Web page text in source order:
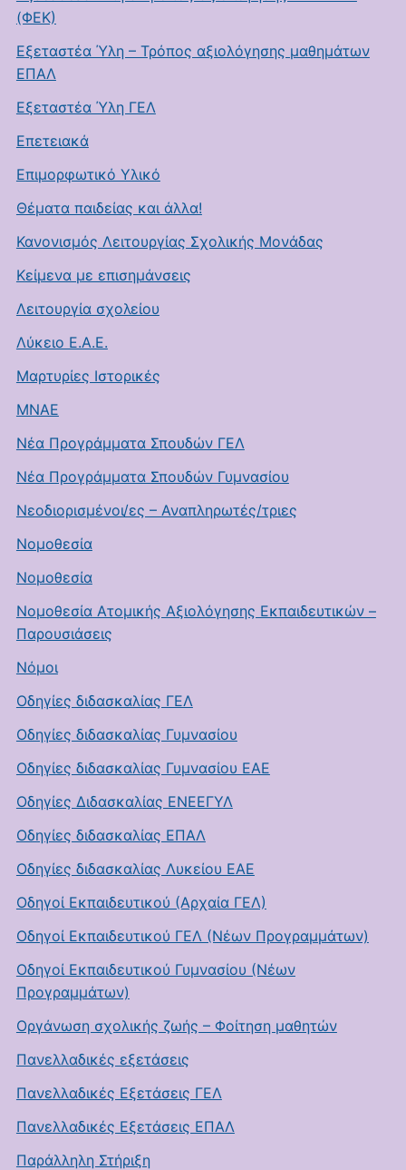
(ΦΕΚ)
Εξεταστέα Ύλη – Τρόπος αξιολόγησης μαθημάτων
ΕΠΑΛ
Εξεταστέα Ύλη ΓΕΛ
Επετειακά
Επιμορφωτικό Υλικό
Θέματα παιδείας και άλλα!
Κανονισμός Λειτουργίας Σχολικής Μονάδας
Κείμενα με επισημάνσεις
Λειτουργία σχολείου
Λύκειο Ε.Α.Ε.
Μαρτυρίες Ιστορικές
ΜΝΑΕ
Νέα Προγράμματα Σπουδών ΓΕΛ
Νέα Προγράμματα Σπουδών Γυμνασίου
Νεοδιορισμένοι/ες – Αναπληρωτές/τριες
Νομοθεσία
Νομοθεσία
Νομοθεσία Ατομικής Αξιολόγησης Εκπαιδευτικών –
Παρουσιάσεις
Νόμοι
Οδηγίες διδασκαλίας ΓΕΛ
Οδηγίες διδασκαλίας Γυμνασίου
Οδηγίες διδασκαλίας Γυμνασίου ΕΑΕ
Οδηγίες Διδασκαλίας ΕΝΕΕΓΥΛ
Οδηγίες διδασκαλίας ΕΠΑΛ
Οδηγίες διδασκαλίας Λυκείου ΕΑΕ
Οδηγοί Εκπαιδευτικού (Αρχαία ΓΕΛ)
Οδηγοί Εκπαιδευτικού ΓΕΛ (Νέων Προγραμμάτων)
Οδηγοί Εκπαιδευτικού Γυμνασίου (Νέων
Προγραμμάτων)
Οργάνωση σχολικής ζωής – Φοίτηση μαθητών
Πανελλαδικές εξετάσεις
Πανελλαδικές Εξετάσεις ΓΕΛ
Πανελλαδικές Εξετάσεις ΕΠΑΛ
Παράλληλη Στήριξη